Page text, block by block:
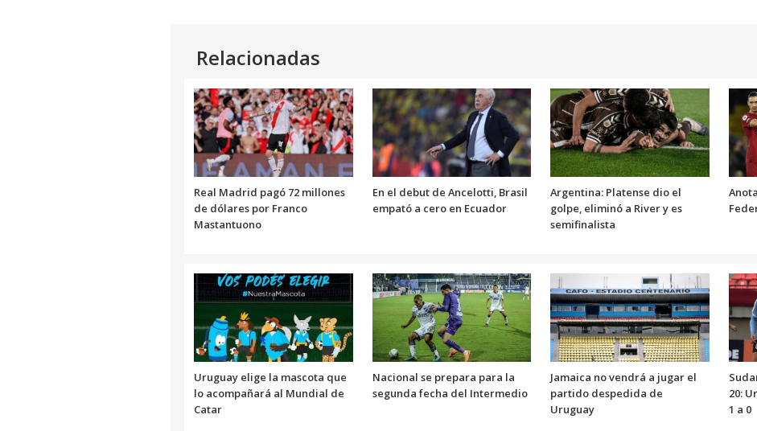
Relacionadas
Real Madrid pagó 72 millones
de dólares por Franco
Mastantuono
En el debut de Ancelotti, Brasil
empató a cero en Ecuador
Argentina: Platense dio el
golpe, eliminó a River y es
semifinalista
Uruguay elige la mascota que
lo acompañará al Mundial de
Catar
Nacional se prepara para la
segunda fecha del Intermedio
Jamaica no vendrá a jugar el
partido despedida de
Uruguay
20:
1 a 0